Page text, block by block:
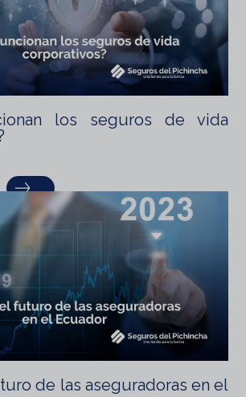
los seguros de vida
de las aseguradoras en el